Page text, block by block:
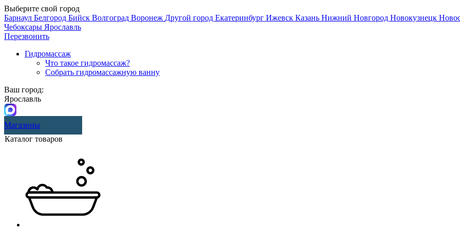
Выберите свой город
Барнаул Белгород Бийск Волгоград Воронеж Другой город Екатеринбург Ижевск Казань Нижний Новгород Новокузнецк
Чебоксары Ярославль
Перезвонить
Гидромассаж
Что такое гидромассаж?
Собрать гидромассажную ванну
Ваш город:
Ярославль
Магазины
Каталог товаров